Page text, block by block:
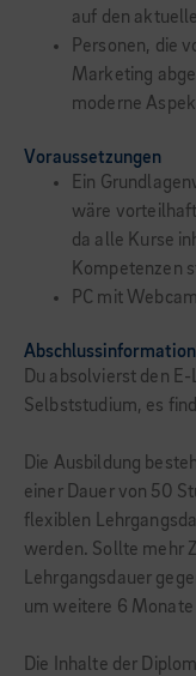
auf den
Personen, die
Marketing
moderne
Voraussetzungen
Ein
wäre
da alle Kurse
Kompetenzen
PC mit
Abschlussinformation
Du absolvierst den
Selbststudium, es
Die Ausbildung
einer Dauer von 50
flexiblen
werden. Sollte mehr
Lehrgangsdauer
um weitere 6
Die Inhalte der